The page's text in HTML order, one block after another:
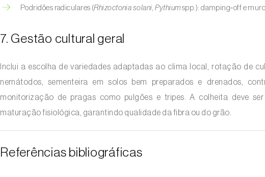
Podridões radiculares (Rhizoctonia solani,Pythium spp.): damping‑off e
7. Gestão cultural geral
Inclui a escolha de variedades adaptadas ao clima local, rotação de
nemátodos, sementeira em solos bem preparados e drenados,
monitorização de pragas como pulgões e tripes. A colheita deve
maturação fisiológica, garantindo qualidade da fibra ou do grão.
Referências bibliográficas